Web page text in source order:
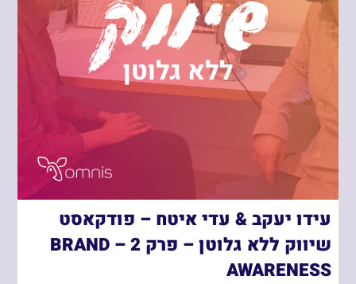
עידו יעקב & עדי איטח – פודקאסט
שיווק ללא גלוטן – פרק 2 – BRAND
AWARENESS